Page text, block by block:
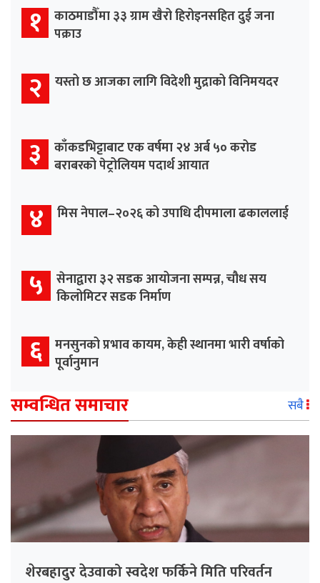
१ काठमाडौँमा ३३ ग्राम खैरो हिरोइनसहित दुई जना
पक्राउ
२ यस्तो छ आजका लागि विदेशी मुद्राको विनिमयदर
३ काँकडभिट्टाबाट एक वर्षमा २४ अर्ब ५० करोड
बराबरको पेट्रोलियम पदार्थ आयात
४ मिस नेपाल–२०२६ को उपाधि दीपमाला ढकाललाई
५ सेनाद्वारा ३२ सडक आयोजना सम्पन्न, चौध सय
किलोमिटर सडक निर्माण
६ मनसुनको प्रभाव कायम, केही स्थानमा भारी वर्षाको
पूर्वानुमान
सम्वन्धित समाचार सबै
शेरबहादुर देउवाको स्वदेश फर्किने मिति परिवर्तन